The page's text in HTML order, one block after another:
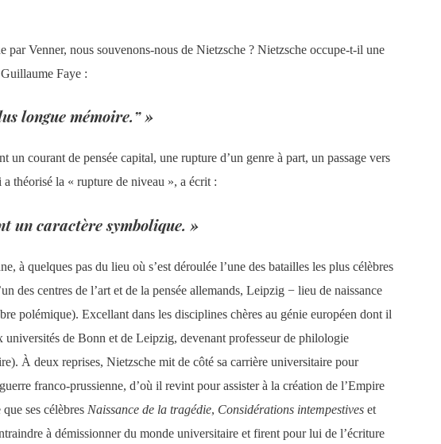
Venner, nous souvenons-nous de Nietzsche ? Nietzsche occupe-t-il une
Faye :
longue mémoire.” »
courant de pensée capital, une rupture d’un genre à part, un passage vers
théorisé la « rupture de niveau », a écrit :
un caractère symbolique. »
à quelques pas du lieu où s’est déroulée l’une des batailles les plus célèbres
des centres de l’art et de la pensée allemands, Leipzig − lieu de naissance
polémique). Excellant dans les disciplines chères au génie européen dont il
de Bonn et de Leipzig, devenant professeur de philologie
À deux reprises, Nietzsche mit de côté sa carrière universitaire pour
franco-prussienne, d’où il revint pour assister à la création de l’Empire
ses célèbres Naissance de la tragédie, Considérations intempestives et
à démissionner du monde universitaire et firent pour lui de l’écriture